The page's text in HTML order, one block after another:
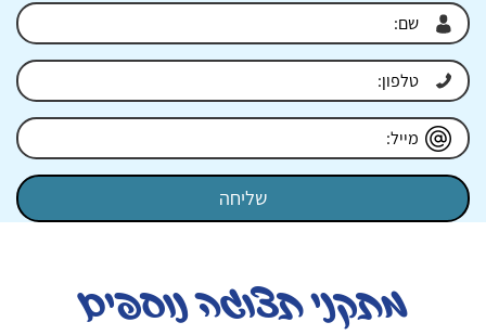
מתקני תצוגה נוספים